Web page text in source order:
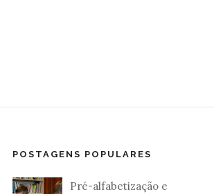
POSTAGENS POPULARES
Pré-alfabetização e